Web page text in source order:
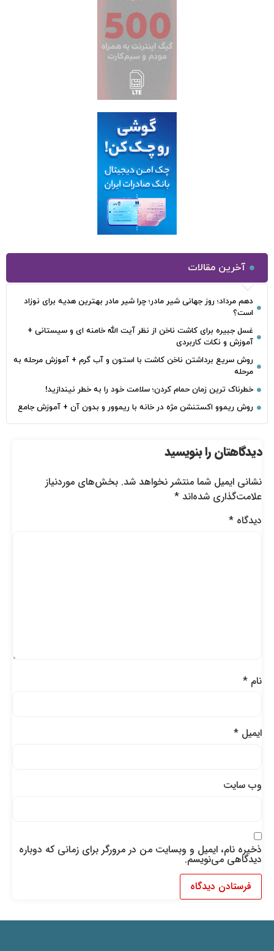
آخرین مقالات
دهم مرداد؛ روز جهانی شیر مادر؛ چرا شیر مادر بهترین هدیه برای نوزاد
است؟
غسل جبیره برای کاشت ناخن از نظر آیت الله خامنه ای و سیستانی +
آموزش و نکات کاربردی
روش سریع برداشتن ناخن کاشت با استون و آب گرم + آموزش مرحله به
مرحله
خطرناک‌ ترین زمان‌ حمام کردن؛ سلامت خود را به خطر نیندازید!
روش ریموو اکستنشن مژه در خانه با ریموور و بدون آن + آموزش جامع
دیدگاهتان را بنویسید
نشانی ایمیل شما منتشر نخواهد شد. بخش‌های موردنیاز
علامت‌گذاری شده‌اند *
دیدگاه *
نام *
ایمیل *
وب‌ سایت
ذخیره نام، ایمیل و وبسایت من در مرورگر برای زمانی که دوباره
دیدگاهی می‌نویسم.